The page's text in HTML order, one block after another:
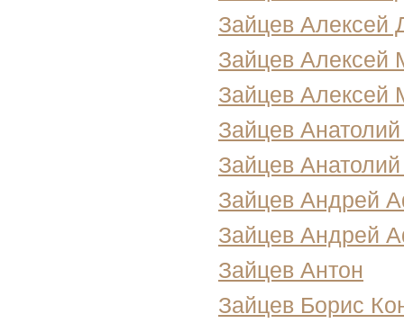
Зайцев Алексей
Зайцев Алексей
Зайцев Алексей
Зайцев
Зайцев
Зайцев Андрей
Зайцев Андрей
Зайцев Антон
Зайцев Борис